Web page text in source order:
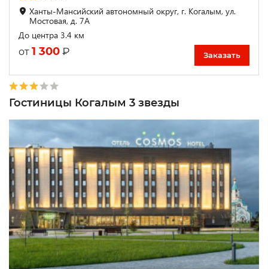
Ханты-Мансийский автономный округ, г. Когалым, ул.
Мостовая, д. 7А
До центра 3.4 км
от 1 300 ₽ Заказать
Гостиницы Когалым 3 звезды